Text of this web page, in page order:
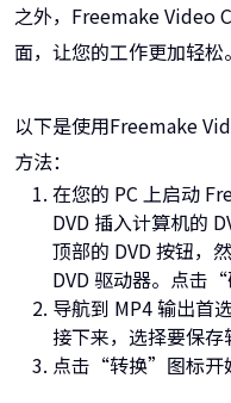
之外，Freemake Video
面，让您的工作更加轻松。
以下是使用Freemake
方法：
在您的 PC 上启动
DVD 插入计算机的
顶部的 DVD 按钮
DVD 驱动器。点击
导航到 MP4 输出首
接下来，选择要保存
点击“转换”图标开